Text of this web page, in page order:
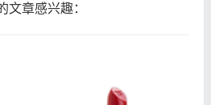
文章感兴趣：
理肤泉k乳真的能祛痘吗 理